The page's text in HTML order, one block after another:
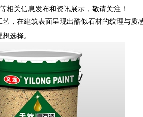
相关信息发布和资讯展示，敬请关注！
，在建筑表面呈现出酷似石材的纹理与
选择。